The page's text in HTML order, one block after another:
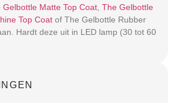
Gelbottle Matte Top Coat The Gelbottle
Top Coat of The Gelbottle Rubber
Hardt deze uit in LED lamp (30 tot 60